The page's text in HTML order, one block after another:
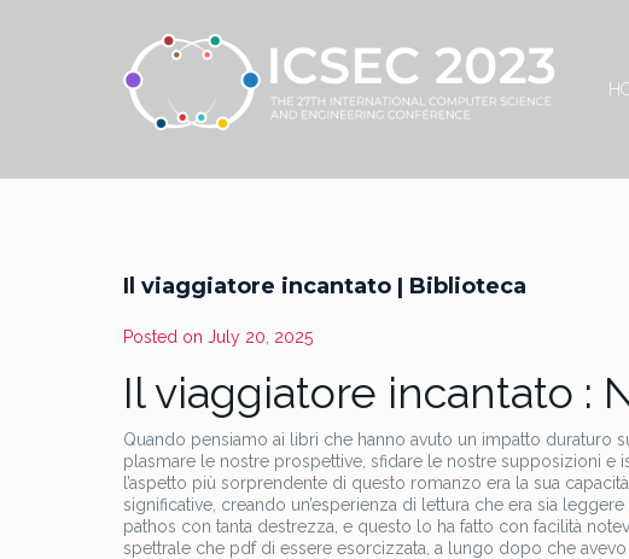
Il viaggiatore incantato | Biblioteca
Posted on July 20, 2025
Il viaggiatore incantato :
Quando pensiamo ai libri che hanno avuto un impatto
plasmare le nostre prospettive, sfidare le nostre supposizioni
l’aspetto più sorprendente di questo romanzo era la sua
significative, creando un’esperienza di lettura che era sia
pathos con tanta destrezza, e questo lo ha fatto con facilità
spettrale che pdf di essere esorcizzata, a lungo dopo che